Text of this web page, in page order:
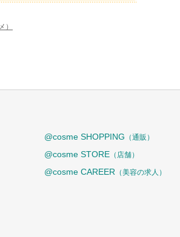
）
@cosme SHOPPING （通販）
@cosme STORE （店舗）
@cosme CAREER （美容の求人）